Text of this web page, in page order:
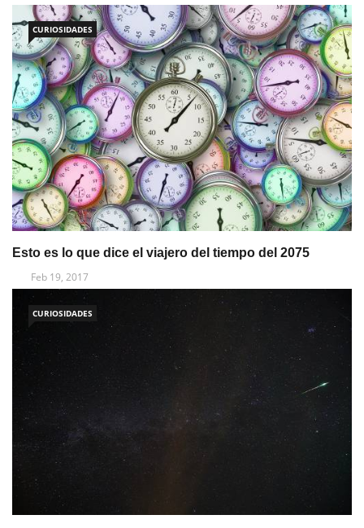
CURIOSIDADES
Esto es lo que dice el viajero del tiempo del 2075
Feb 19, 2017
CURIOSIDADES